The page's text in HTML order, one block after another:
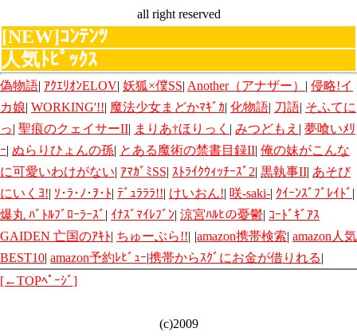
all right reserved
[NEW]ｺﾝﾃﾝﾂ
人気ﾄﾋﾟｯｸｽ
偽物語| ｱｸｴﾘｵﾝELOV| 妖狐×僕SS| Another（アナザー） | 侵略!イ
カ娘| WORKING'!!| 魔法少女まどかﾏｷﾞｶ| 化物語| 刀語| そふてに
っ| 聖痕のクェイサーII| まりあ†ほりっく | みつどもえ | 夢喰いﾒﾘ
ｰ| ぬらりひょんの孫| とある魔術の禁書目録II| 俺の妹がこんな
に可愛いわけがない| ｱﾏｶﾞﾐSS| ｽﾄﾗｲｸｳｨｯﾁｰｽﾞ2| 黒執事II| あそび
にいくﾖ!| ｿ･ﾗ･ﾉ･ｦ･ﾄ| ﾃﾞｭﾗﾗﾗ!!| けいおん!| 咲-saki-| ｸｲｰﾝｽﾞﾌﾞﾚｲﾄﾞ |
爆丸 ﾊﾞﾄﾙﾌﾞﾛｰﾗｰｽﾞ | ｲﾅｽﾞﾏｲﾚﾌﾞﾝ| 涼宮ﾊﾙﾋの憂鬱| ｺｰﾄﾞｷﾞｱｽ
GAIDEN 亡国のｱｷﾄ| ちゅーぶら!!| |amazon携帯検索| amazon人気
BEST10| amazon予約ﾚﾋﾞｭｰ|携帯からｽｸﾞにお金が借りれる|
[←TOPﾍﾟｰｼﾞ]
(c)2009